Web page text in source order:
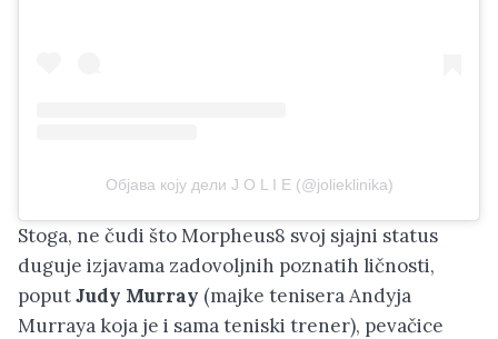
Објава коју дели J O L I E (@jolieklinika)
Stoga, ne čudi što Morpheus8 svoj sjajni status
duguje izjavama zadovoljnih poznatih ličnosti,
poputJudy Murray (majke tenisera Andyja
Murraya koja je i sama teniski trener), pevačice